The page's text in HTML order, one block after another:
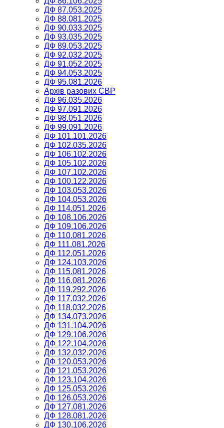
ДФ 87.053.2025
ДФ 88.081.2025
ДФ 90.033.2025
ДФ 93.035.2025
ДФ 89.053.2025
ДФ 92.032.2025
ДФ 91.052.2025
ДФ 94.053.2025
ДФ 95.081.2026
Архів разових СВР
ДФ 96.035.2026
ДФ 97.091.2026
ДФ 98.051.2026
ДФ 99.091.2026
ДФ 101.101.2026
ДФ 102.035.2026
ДФ 106.102.2026
ДФ 105.102.2026
ДФ 107.102.2026
ДФ 100.122.2026
ДФ 103.053.2026
ДФ 104.053.2026
ДФ 114.051.2026
ДФ 108.106.2026
ДФ 109.106.2026
ДФ 110.081.2026
ДФ 111.081.2026
ДФ 112.051.2026
ДФ 124.103.2026
ДФ 115.081.2026
ДФ 116.081.2026
ДФ 119.292.2026
ДФ 117.032.2026
ДФ 118.032.2026
ДФ 134.073.2026
ДФ 131.104.2026
ДФ 129.106.2026
ДФ 122.104.2026
ДФ 132.032.2026
ДФ 120.053.2026
ДФ 121.053.2026
ДФ 123.104.2026
ДФ 125.053.2026
ДФ 126.053.2026
ДФ 127.081.2026
ДФ 128.081.2026
ДФ 130.106.2026